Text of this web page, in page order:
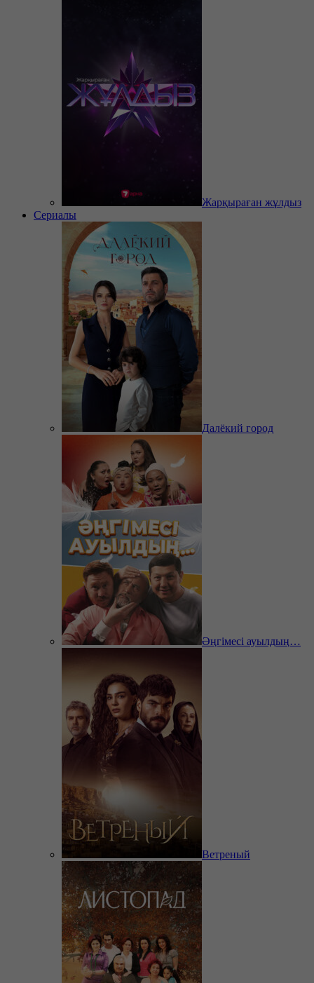
Жарқыраған жұлдыз
Сериалы
Далёкий город
Әңгімесі ауылдың…
Ветреный